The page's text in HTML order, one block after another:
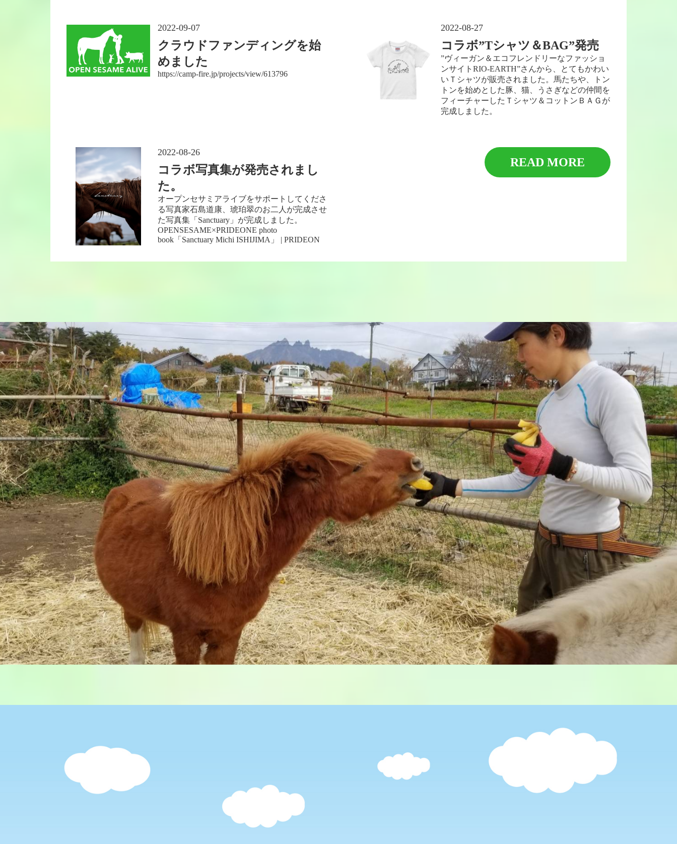
2022-09-07
クラウドファンディングを始
めました
https://camp-fire.jp/projects/view/613796
2022-08-27
コラボ”Tシャツ＆BAG”発売
”ヴィーガン＆エコフレンドリーなファッショ
ンサイトRIO-EARTH”さんから、とてもかわい
いＴシャツが販売されました。馬たちや、トン
トンを始めとした豚、猫、うさぎなどの仲間を
フィーチャーしたＴシャツ＆コットンＢＡＧが
完成しました。
2022-08-26
コラボ写真集が発売されまし
た。
オープンセサミアライブをサポートしてくださ
る写真家石島道康、琥珀翠のお二人が完成させ
た写真集「Sanctuary」が完成しました。
OPENSESAME×PRIDEONE photo
book「Sanctuary Michi ISHIJIMA」 | PRIDEON
READ MORE